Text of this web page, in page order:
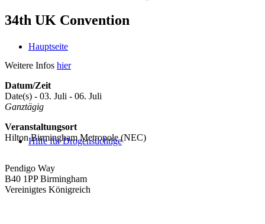
Hauptseite
Hilfe für Drogensüchtige
34th UK Convention
Weitere Infos hier
Datum/Zeit
Date(s) - 03. Juli - 06. Juli
Ganztägig
Veranstaltungsort
Hilton Birmingham Metropole (NEC)
Pendigo Way
B40 1PP Birmingham
Vereinigtes Königreich